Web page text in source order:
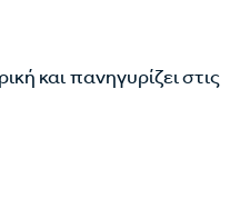
και πανηγυρίζει στις